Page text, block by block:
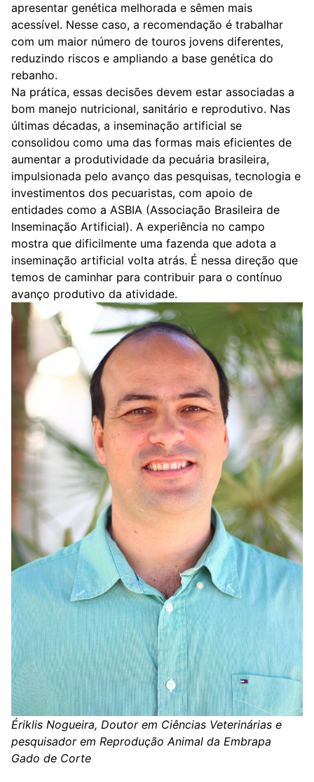
apresentar genética melhorada e sêmen mais
acessível. Nesse caso, a recomendação é trabalhar
com um maior número de touros jovens diferentes,
reduzindo riscos e ampliando a base genética do
rebanho.
Na prática, essas decisões devem estar associadas a
bom manejo nutricional, sanitário e reprodutivo. Nas
últimas décadas, a inseminação artificial se
consolidou como uma das formas mais eficientes de
aumentar a produtividade da pecuária brasileira,
impulsionada pelo avanço das pesquisas, tecnologia e
investimentos dos pecuaristas, com apoio de
entidades como a ASBIA (Associação Brasileira de
Inseminação Artificial). A experiência no campo
mostra que dificilmente uma fazenda que adota a
inseminação artificial volta atrás. É nessa direção que
temos de caminhar para contribuir para o contínuo
avanço produtivo da atividade.
Ériklis Nogueira, Doutor em Ciências Veterinárias e
pesquisador em Reprodução Animal da Embrapa
Gado de Corte